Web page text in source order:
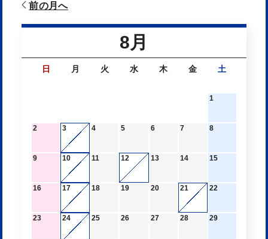
前の月へ
8月
日 月 火 水 木 金 土
1
2 3 4 5 6 7 8
9 10 11 12 13 14 15
16 17 18 19 20 21 22
23 24 25 26 27 28 29